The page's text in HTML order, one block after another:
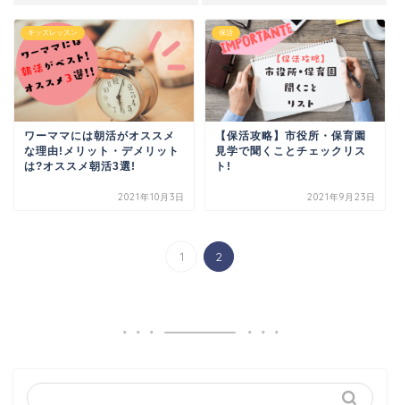
キッズレッスン
ワーママには朝活がオススメ
な理由!メリット・デメリット
は?オススメ朝活3選!
2021年10月3日
保活
【保活攻略】市役所・保育園
見学で聞くことチェックリス
ト!
2021年9月23日
1 2